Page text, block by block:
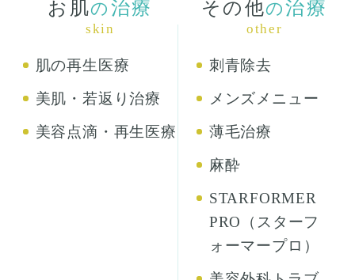
お肌の 治療
skin
肌の再生医療
美肌・若返り治療
美容点滴・再生医療
その他の治療
other
刺青除去
メンズメニュー
薄毛治療
麻酔
STARFORMER
PRO（スターフ
ォーマープロ）